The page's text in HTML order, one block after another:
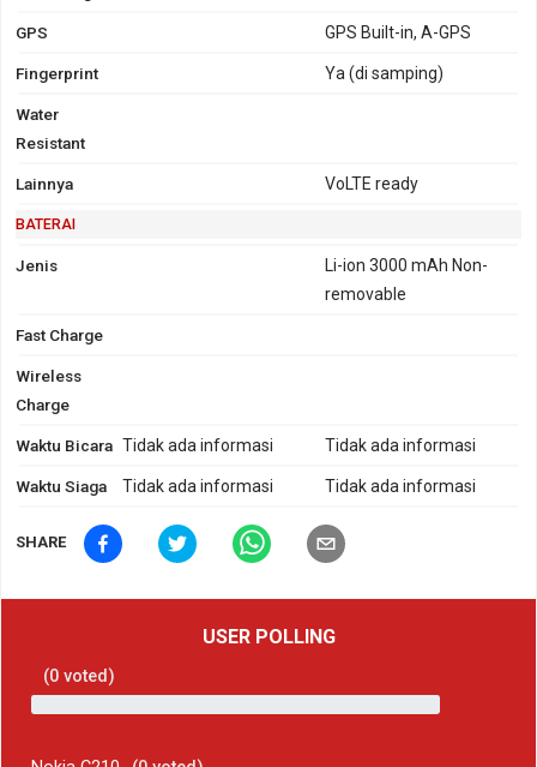
GPS GPS Built-in, A-GPS
Fingerprint Ya (di samping)
Water
Resistant
Lainnya VoLTE ready
BATERAI
Jenis
Li-ion 3000 mAh Non-
removable
Fast Charge
Wireless
Charge
Waktu Bicara Tidak ada informasi Tidak ada informasi
Waktu Siaga Tidak ada informasi Tidak ada informasi
SHARE
USER POLLING
(0 voted)